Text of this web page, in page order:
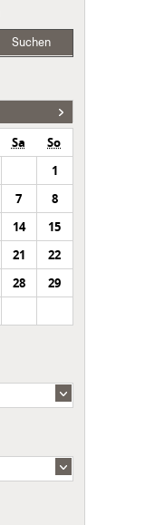
Suchen
Sa
So
1
7
8
14
15
21
22
28
29